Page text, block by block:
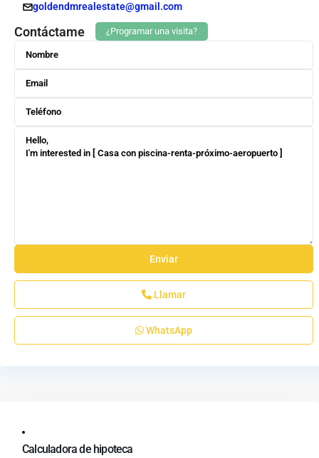
goldendmrealestate@gmail.com
Contáctame ¿Programar una visita?
Llamar
WhatsApp
Calculadora de hipoteca